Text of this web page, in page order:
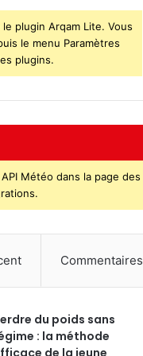
plugin Arqam Lite. Vous
le menu Paramètres
plugins.
Météo dans la page des
Commentaires
du poids sans
: la méthode
de la jeune